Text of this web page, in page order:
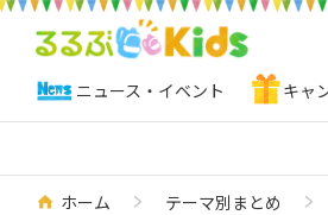
ニュース・イベント キャ
ホーム テーマ別まとめ